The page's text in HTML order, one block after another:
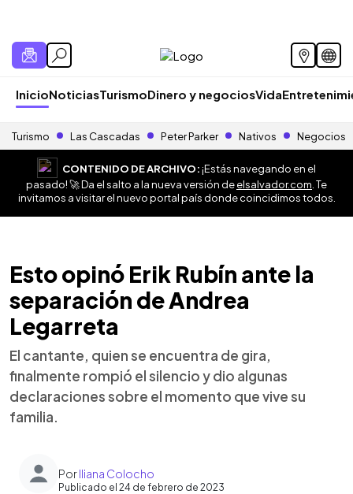
InicioNoticiasTurismoDinero y negociosVida
Turismo Las Cascadas Peter Parker Nativos Negocios
CONTENIDO DE ARCHIVO:¡Estás navegando en el
pasado! 🚀 Da el salto a la nueva versión deelsalvador.com . Te
invitamos a visitar el nuevo portal país donde coincidimos todos.
Esto opinó Erik Rubín ante la
separación de Andrea
Legarreta
El cantante, quien se encuentra de gira,
finalmente rompió el silencio y dio algunas
declaraciones sobre el momento que vive su
familia.
PorIliana Colocho
Publicado el 24 de febrero de 2023